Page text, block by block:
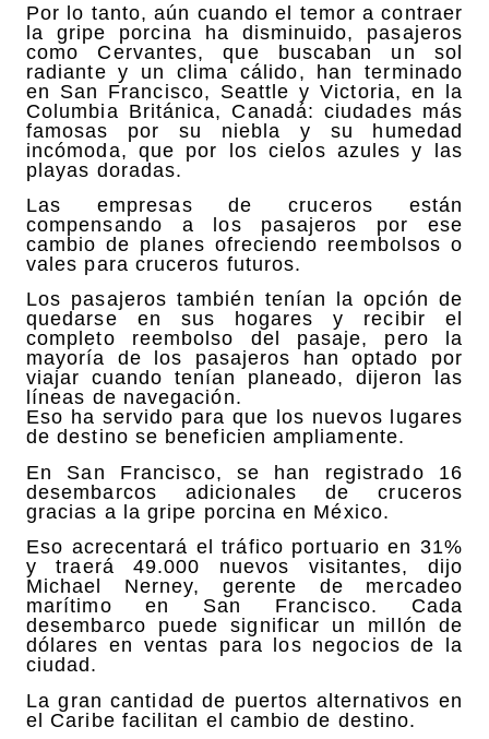
Por lo tanto, aún cuando el temor a contraer
la gripe porcina ha disminuido, pasajeros
como Cervantes, que buscaban un sol
radiante y un clima cálido, han terminado
en San Francisco, Seattle y Victoria, en la
Columbia Británica, Canadá: ciudades más
famosas por su niebla y su humedad
incómoda, que por los cielos azules y las
playas doradas.
Las empresas de cruceros están
compensando a los pasajeros por ese
cambio de planes ofreciendo reembolsos o
vales para cruceros futuros.
Los pasajeros también tenían la opción de
quedarse en sus hogares y recibir el
completo reembolso del pasaje, pero la
mayoría de los pasajeros han optado por
viajar cuando tenían planeado, dijeron las
líneas de navegación.
Eso ha servido para que los nuevos lugares
de destino se beneficien ampliamente.
En San Francisco, se han registrado 16
desembarcos adicionales de cruceros
gracias a la gripe porcina en México.
Eso acrecentará el tráfico portuario en 31%
y traerá 49.000 nuevos visitantes, dijo
Michael Nerney, gerente de mercadeo
marítimo en San Francisco. Cada
desembarco puede significar un millón de
dólares en ventas para los negocios de la
ciudad.
La gran cantidad de puertos alternativos en
el Caribe facilitan el cambio de destino.